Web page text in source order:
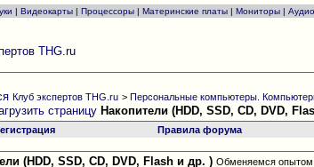
| Видеокарты | Процессоры | Материнские платы | Мониторы |
Клуб экспертов THG.ru >Персональные компьютеры.
Накопители (HDD, SSD, CD, DVD,
Правила форума
(HDD, SSD, CD, DVD, Flash и др. ) Обменяемся опытом